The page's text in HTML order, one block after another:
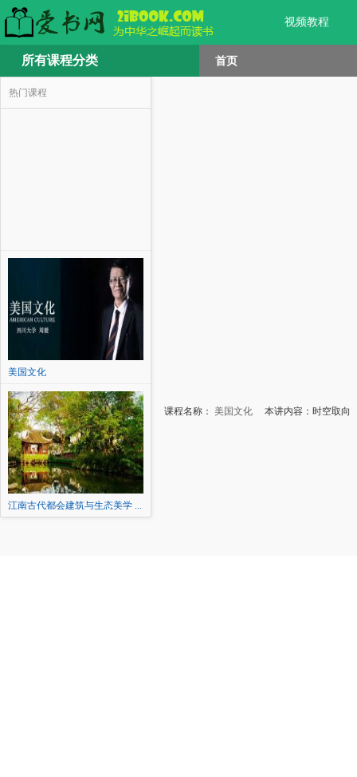
视频教程
所有课程分类 首页
热门课程
美国文化
江南古代都会建筑与生态美学 ...
课程名称： 美国文化 本讲内容：时空取向